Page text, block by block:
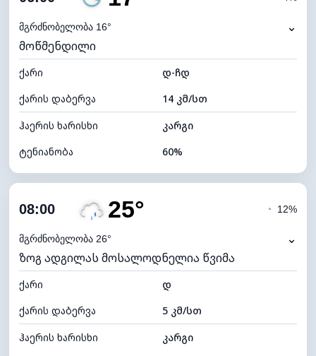
ნამის წერტილი
ხილვადობა
განათების ინდექსი 0 (ბნელი)
ღრუბლის სიმაღლე 11040 მ
მგრძნობელობა 16° ⌄
მოწმენდილი
ქარი
დ-ჩდ
ქარის დაბერვა
14 კმ/სთ
ჰაერის ხარისხი
კარგი
ტენიანობა
60%
ღრუბლიანობა
ნამის წერტილი
ხილვადობა
10 კმ
განათების ინდექსი 0 (ბნელი)
ღრუბლის სიმაღლე 11360 მ
08:00 25°
მგრძნობელობა 26°
◔ 12%
⌄
ზოგ ადგილას მოსალოდნელია წვიმა
ქარი
დ
ქარის დაბერვა
5 კმ/სთ
ჰაერის ხარისხი
კარგი